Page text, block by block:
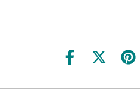
Share
Share
(Twitter)